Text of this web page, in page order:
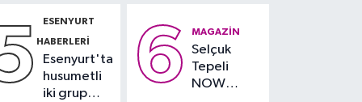
büyük darbe: Binlerce
canlı hayvan kurtarıldı
bazı yollar
kapatılacak
teslim
alındı
ESENYURT
HABERLERI
Esenyurt'ta
husumetli
iki grup
6 MAGAZIN
Selçuk
Tepeli
NOW